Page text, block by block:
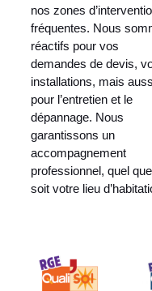
nos zones
fréquentes. Nous
réactifs pour vos
demandes de devis,
installations, mais
pour l’entretien et le
dépannage. Nous
garantissons un
accompagnement
professionnel, quel que
soit votre lieu